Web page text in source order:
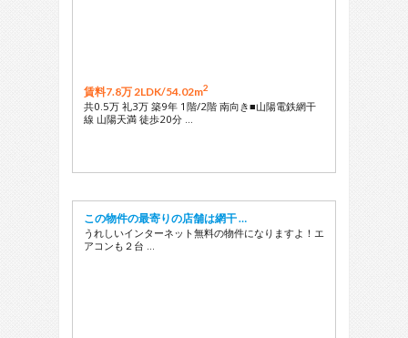
賃料7.8万 2LDK/54.02m2
共0.5万 礼3万 築9年 1階/2階 南向き■山陽電鉄網干
線 山陽天満 徒歩20分 …
この物件の最寄りの店舗は網干 …
うれしいインターネット無料の物件になりますよ！エ
アコンも２台 …